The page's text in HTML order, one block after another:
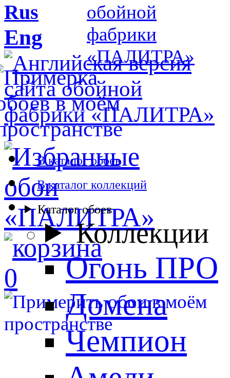
0
Rus
Eng
В каталог обоев
В каталог коллекций
Каталог обоев
Коллекции
Огонь ПРО
Домена
Чемпион